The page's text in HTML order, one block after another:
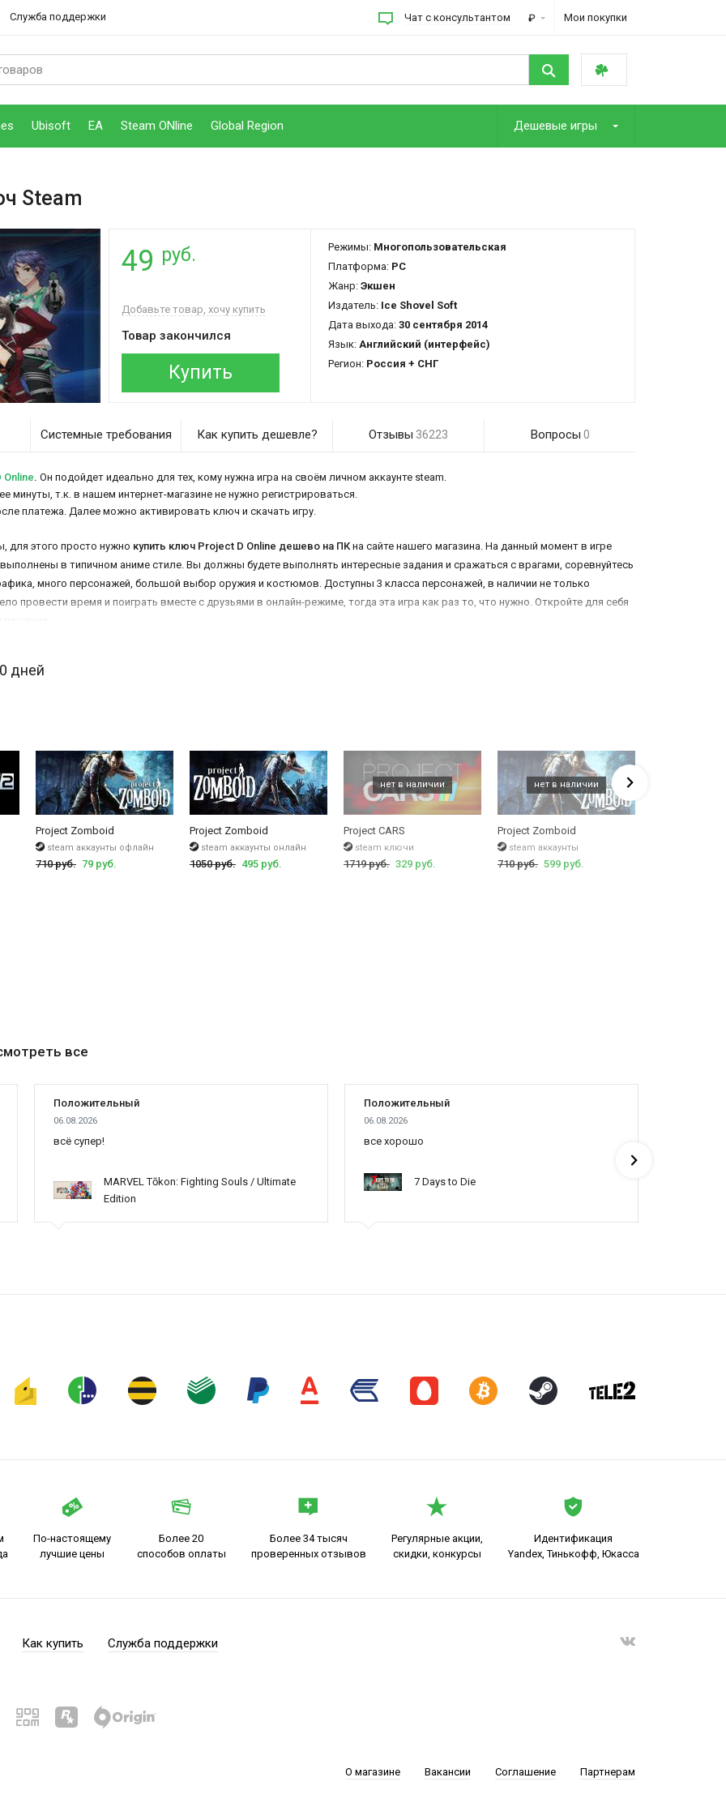
Служба поддержки Чат с консультантом ₽ Мои покупки
Ubisoft EA Steam ONline Global Region Дешевые игры
Steam
49 руб.
Добавьте товар, хочу купить
Товар закончился
Купить
Режимы: Многопользовательская
Платформа: PC
Жанр: Экшен
Издатель: Ice Shovel Soft
Дата выхода: 30 сентября 2014
Язык: Английский (интерфейс)
Регион: Россия + СНГ
Системные требования Как купить дешевле? Отзывы 36223 Вопросы 0
. Он подойдет идеально для тех, кому нужна игра на своём личном аккаунте steam.
минуты, т.к. в нашем интернет-магазине не нужно регистрироваться.
платежа. Далее можно активировать ключ и скачать игру.
для этого просто нужно купить ключ Project D Online дешево на ПК на сайте нашего магазина. На данный момент в игре
в типичном аниме стиле. Вы должны будете выполнять интересные задания и сражаться с врагами, соревнуйтесь
много персонажей, большой выбор оружия и костюмов. Доступны 3 класса персонажей, в наличии не только
провести время и поиграть вместе с друзьями в онлайн-режиме, тогда эта игра как раз то, что нужно. Откройте для себя
дней
Project Zomboid
steam аккаунты офлайн
710 руб. 79 руб.
Project Zomboid
steam аккаунты онлайн
1050 руб. 495 руб.
Project CARS
steam ключи
1719 руб. 329 руб.
Project Zomboid
steam аккаунты
710 руб. 599 руб.
все
Положительный
06.08.2026
всё супер!
MARVEL Tōkon: Fighting Souls / Ultimate
Edition
Положительный
06.08.2026
все хорошо
7 Days to Die
По-настоящему
лучшие цены
Более 20
способов оплаты
Более 34 тысяч
проверенных отзывов
Регулярные акции,
скидки, конкурсы
Идентификация
Yandex, Тинькофф, Юкасса
Как купить Служба поддержки
О магазине Вакансии Соглашение Партнерам